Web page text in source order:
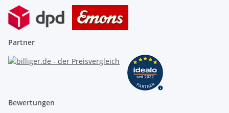
Partner
Bewertungen